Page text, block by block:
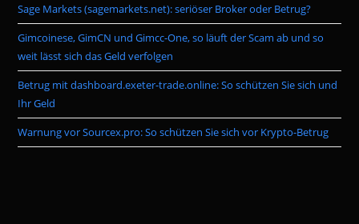
Sage Markets (sagemarkets.net): seriöser Broker oder Betrug?
Gimcoinese, GimCN und Gimcc-One, so läuft der Scam ab und so
weit lässt sich das Geld verfolgen
Betrug mit dashboard.exeter-trade.online: So schützen Sie sich und
Ihr Geld
Warnung vor Sourcex.pro: So schützen Sie sich vor Krypto-Betrug